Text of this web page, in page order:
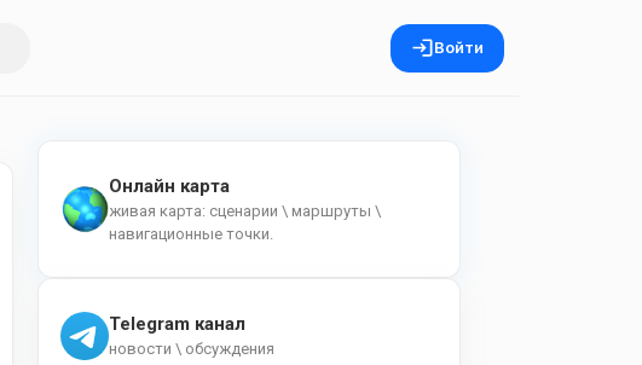
Войти
Онлайн карта
живая карта: сценарии \ маршруты \
навигационные точки.
Telegram канал
новости \ обсуждения